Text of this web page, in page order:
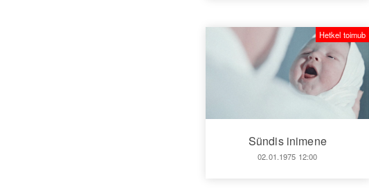
Sündis inimene
02.01.1975 12:00
Hetkel toimub